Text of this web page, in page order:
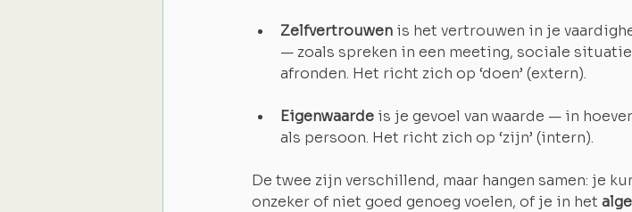
Zelfvertrouwen is het vertrouwen in je
— zoals spreken in een meeting, sociale
afronden. Het richt zich op ‘doen’ (extern).
Eigenwaarde is je gevoel van waarde — in
als persoon. Het richt zich op ‘zijn’ (intern).
De twee zijn verschillend, maar hangen samen: je
onzeker of niet goed genoeg voelen, of je in het